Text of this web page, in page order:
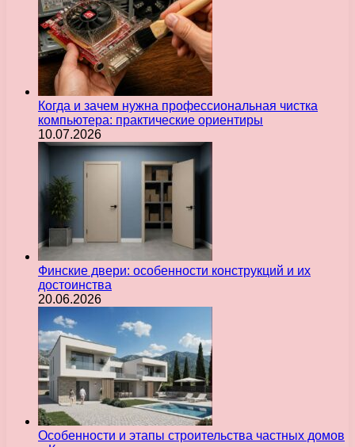
Когда и зачем нужна профессиональная чистка
компьютера: практические ориентиры
10.07.2026
Финские двери: особенности конструкций и их
достоинства
20.06.2026
Особенности и этапы строительства частных домов